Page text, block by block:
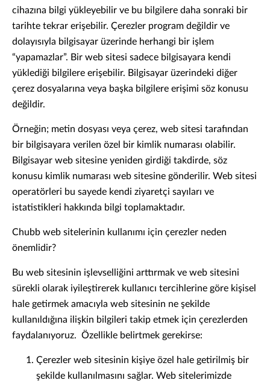
cihazına bilgi yükleyebilir ve bu bilgilere daha sonraki bir
tarihte tekrar erişebilir. Çerezler program değildir ve
dolayısıyla bilgisayar üzerinde herhangi bir işlem
“yapamazlar”. Bir web sitesi sadece bilgisayara kendi
yüklediği bilgilere erişebilir. Bilgisayar üzerindeki diğer
çerez dosyalarına veya başka bilgilere erişimi söz konusu
değildir.
Örneğin; metin dosyası veya çerez, web sitesi tarafından
bir bilgisayara verilen özel bir kimlik numarası olabilir.
Bilgisayar web sitesine yeniden girdiği takdirde, söz
konusu kimlik numarası web sitesine gönderilir. Web sitesi
operatörleri bu sayede kendi ziyaretçi sayıları ve
istatistikleri hakkında bilgi toplamaktadır.
Chubb web sitelerinin kullanımı için çerezler neden
önemlidir?
Bu web sitesinin işlevselliğini arttırmak ve web sitesini
sürekli olarak iyileştirerek kullanıcı tercihlerine göre kişisel
hale getirmek amacıyla web sitesinin ne şekilde
kullanıldığına ilişkin bilgileri takip etmek için çerezlerden
faydalanıyoruz. Özellikle belirtmek gerekirse:
Çerezler web sitesinin kişiye özel hale getirilmiş bir
şekilde kullanılmasını sağlar. Web sitelerimizde